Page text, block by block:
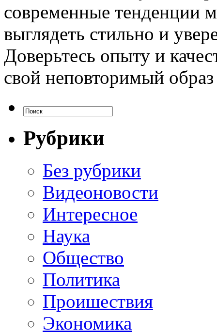
современные тенденции
выглядеть стильно и
Доверьтесь опыту и
свой неповторимый
Рубрики
Без рубрики
Видеоновости
Интересное
Наука
Общество
Политика
Проишествия
Экономика